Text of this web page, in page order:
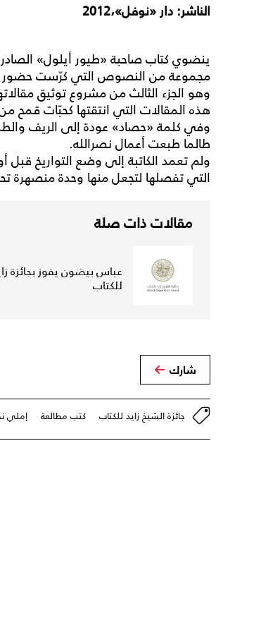
الناشر: دار «نوفل»،‏2012‏‏
ينضوي كتاب صاحبة «طيور أيلول»
مجموعة من النصوص التي كرّست حضور
وهو الجزء الثالث من مشروع توثيق
هذه المقالات التي انتقتها كحبّات قمح
وفي كلمة «حصاد» عودة إلى الريف
طالما طبعت أعمال نصرالله.
ولم تعمد الكاتبة إلى وضع التواريخ قبل
التي تفصلها لتجعل منها وحدة منصهرة
مقالات ذات صلة
عباس بيضون يفوز بجائزة
للكتاب
شارك
جائزة الشيخ زايد للكتاب كتب مطالعة إملي